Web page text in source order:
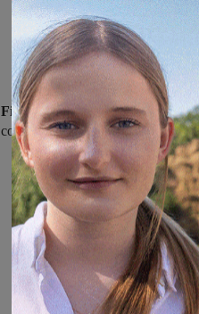
Fiaschi, attaccante classe 2005,
con32 gettoni e 2 gol.